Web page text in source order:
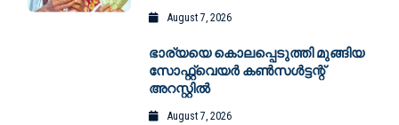
August 7, 2026
ഭാര്യയെ കൊലപ്പെടുത്തി മുങ്ങിയ
സോഫ്റ്റ്‌വെയർ കൺസൾട്ടന്റ്
അറസ്റ്റിൽ
August 7, 2026